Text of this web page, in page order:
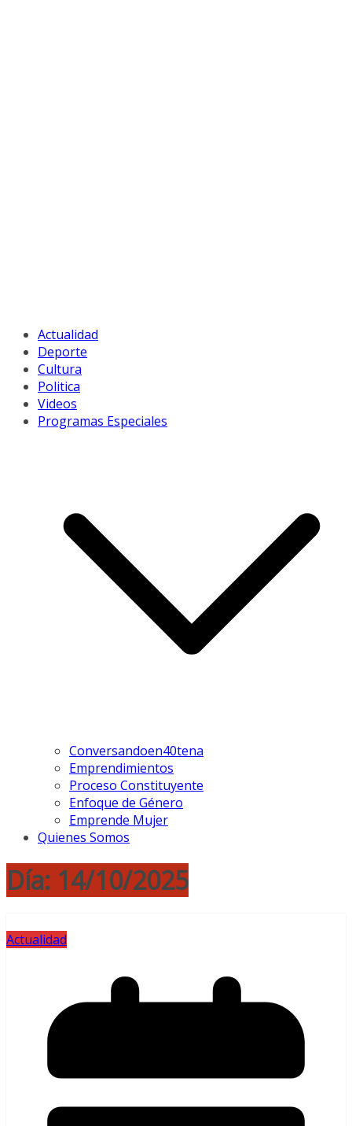
Actualidad
Deporte
Cultura
Politica
Videos
Programas Especiales
Conversandoen40tena
Emprendimientos
Proceso Constituyente
Enfoque de Género
Emprende Mujer
Quienes Somos
Día: 14/10/2025
Actualidad